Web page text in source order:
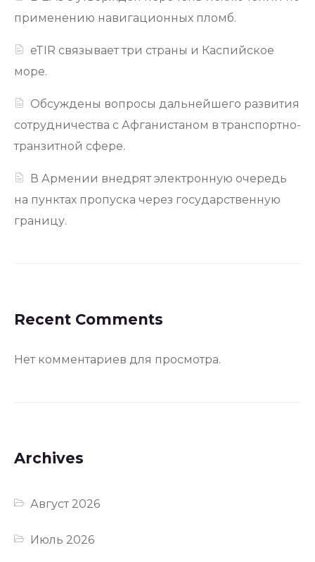
применению навигационных пломб.
eTIR связывает три страны и Каспийское
море.
Обсуждены вопросы дальнейшего развития
сотрудничества с Афганистаном в транспортно-
транзитной сфере.
В Армении внедрят электронную очередь
на пунктах пропуска через государственную
границу.
Recent Comments
Нет комментариев для просмотра.
Archives
Август 2026
Июль 2026